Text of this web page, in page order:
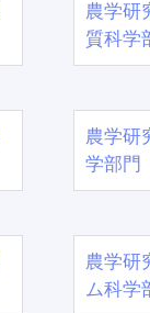
農学
質科学
農学
学部門
農学
ム科学